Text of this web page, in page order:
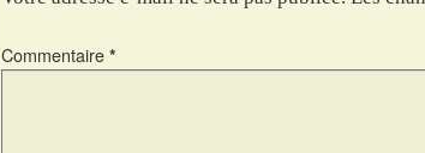
Commentaire *